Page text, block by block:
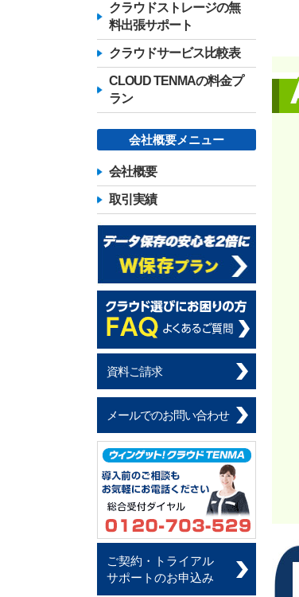
クラウドストレージの無
料出張サポート
クラウドサービス比較表
CLOUD TENMAの料金プ
ラン
会社概要メニュー
会社概要
取引実績
資料ご請求
メールでのお問い合わせ
ご契約・トライアル
サポートのお申込み